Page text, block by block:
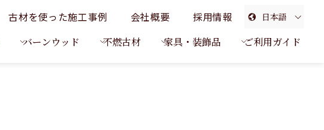
バーンウッド 不燃古材 家具・装飾品 ご利用ガイド
古材を使った施工事例 会社概要 採用情報
日本語
English